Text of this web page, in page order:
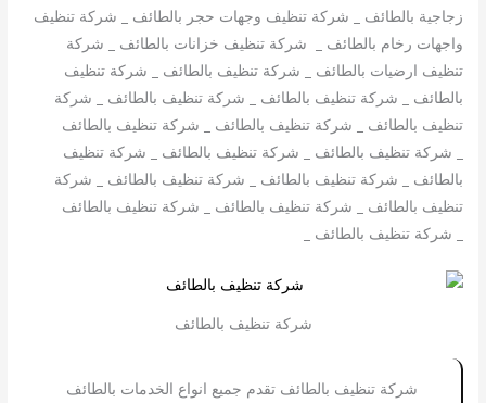
زجاجية بالطائف _ شركة تنظيف وجهات حجر بالطائف _ شركة تنظيف
واجهات رخام بالطائف _ شركة تنظيف خزانات بالطائف _ شركة
تنظيف ارضيات بالطائف _ شركة تنظيف بالطائف _ شركة تنظيف
بالطائف _ شركة تنظيف بالطائف _ شركة تنظيف بالطائف _ شركة
تنظيف بالطائف _ شركة تنظيف بالطائف _ شركة تنظيف بالطائف
_ شركة تنظيف بالطائف _ شركة تنظيف بالطائف _ شركة تنظيف
بالطائف _ شركة تنظيف بالطائف _ شركة تنظيف بالطائف _ شركة
تنظيف بالطائف _ شركة تنظيف بالطائف _ شركة تنظيف بالطائف
_ شركة تنظيف بالطائف _
شركة تنظيف بالطائف
شركة تنظيف بالطائف تقدم جميع انواع الخدمات بالطائف